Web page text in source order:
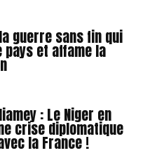
guerre sans fin qui
pays et affame la
: Le Niger en
crise diplomatique
la France !